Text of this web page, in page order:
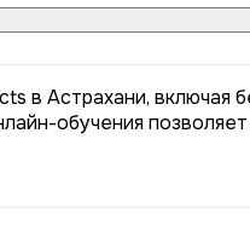
в Астрахани, включая
обучения